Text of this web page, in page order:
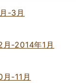
-3月
-2014年1月
-11月